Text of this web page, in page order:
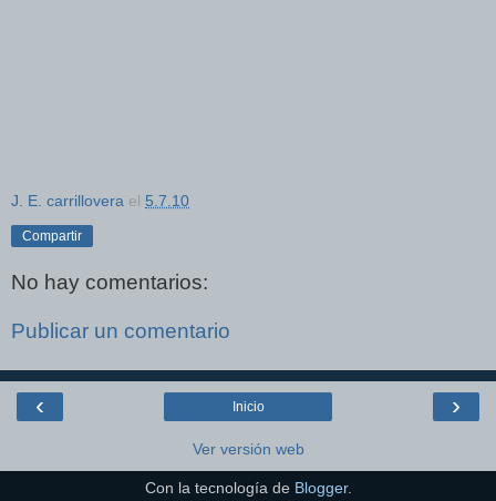
J. E. carrillovera el 5.7.10
Compartir
No hay comentarios:
Publicar un comentario
‹ ›
Inicio
Ver versión web
Con la tecnología de Blogger.